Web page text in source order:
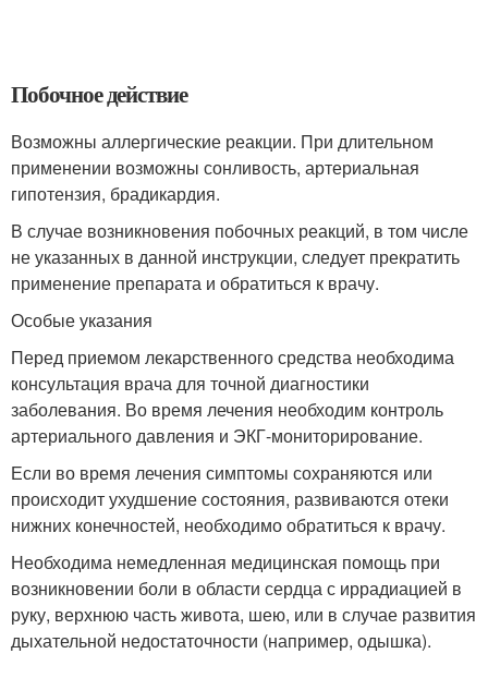
Побочное действие
Возможны аллергические реакции. При длительном
применении возможны сонливость, артериальная
гипотензия, брадикардия.
В случае возникновения побочных реакций, в том числе
не указанных в данной инструкции, следует прекратить
применение препарата и обратиться к врачу.
Особые указания
Перед приемом лекарственного средства необходима
консультация врача для точной диагностики
заболевания. Во время лечения необходим контроль
артериального давления и ЭКГ-мониторирование.
Если во время лечения симптомы сохраняются или
происходит ухудшение состояния, развиваются отеки
нижних конечностей, необходимо обратиться к врачу.
Необходима немедленная медицинская помощь при
возникновении боли в области сердца с иррадиацией в
руку, верхнюю часть живота, шею, или в случае развития
дыхательной недостаточности (например, одышка).